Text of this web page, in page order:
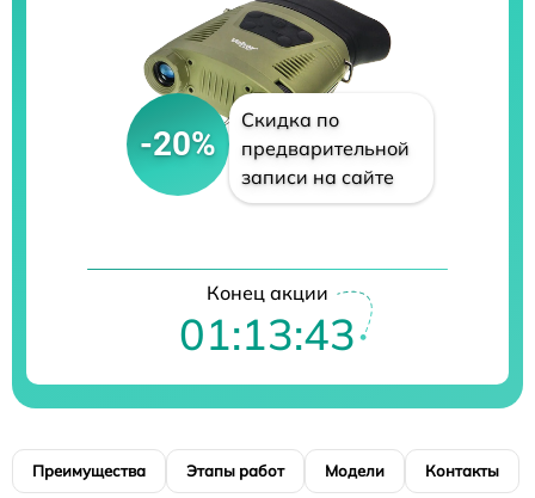
-20%
Скидка по
предварительной
записи на сайте
Конец акции
01:13:41
Преимущества Этапы работ Модели Контакты